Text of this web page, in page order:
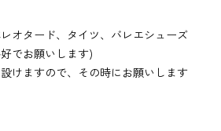
オタード、タイツ、バレエシューズ
でお願いします)
けますので、その時にお願いします